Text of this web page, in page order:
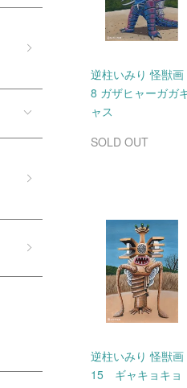
逆柱いみり 怪獣画
8 ガザヒャーガガ
ャス
SOLD OUT
逆柱いみり 怪獣画
15 ギャキョキョ